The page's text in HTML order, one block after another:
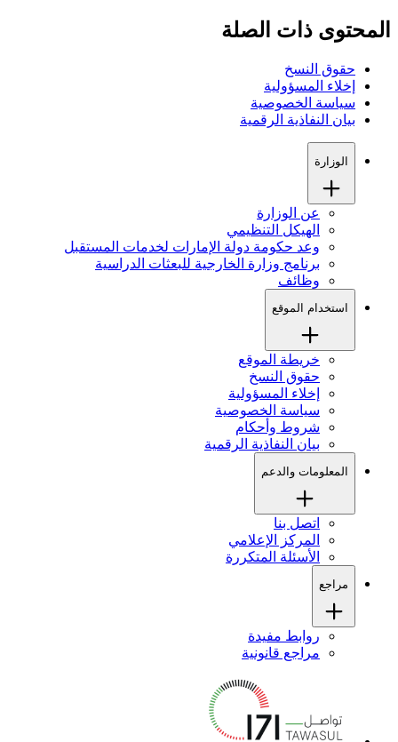
المحتوى ذات الصلة
حقوق النسخ
إخلاء المسؤولية
سياسة الخصوصية
بيان النفاذية الرقمية
الوزارة
عن الوزارة
الهيكل التنظيمي
وعد حكومة دولة الإمارات لخدمات المستقبل
برنامج وزارة الخارجية للبعثات الدراسية
وظائف
استخدام الموقع
خريطة الموقع
حقوق النسخ
إخلاء المسؤولية
سياسة الخصوصية
شروط وأحكام
بيان النفاذية الرقمية
المعلومات والدعم
اتصل بنا
المركز الإعلامي
الأسئلة المتكررة
مراجع
روابط مفيدة
مراجع قانونية